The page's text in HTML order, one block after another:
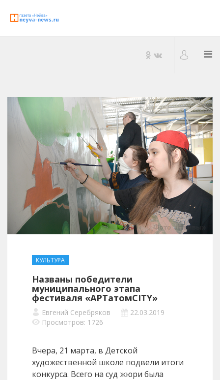
КУЛЬТУРА
Названы победители
муниципального этапа
фестиваля «АРTатомCITY»
Евгений Серебряков
22.03.2019
Просмотров: 1726
Вчера, 21 марта, в Детской
художественной школе подвели итоги
конкурса. Всего на суд жюри была